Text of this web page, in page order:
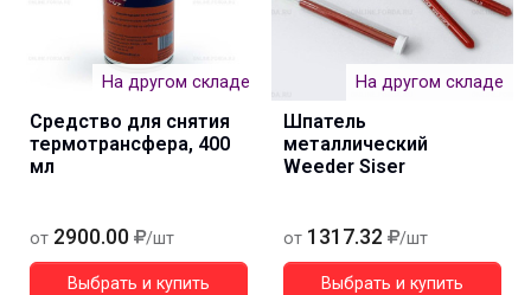
На другом складе
Средство для снятия
термотрансфера, 400
мл
от 2900.00 /шт
Выбрать и купить
На другом складе
Шпатель
металлический
Weeder Siser
от 1317.32 /шт
Выбрать и купить